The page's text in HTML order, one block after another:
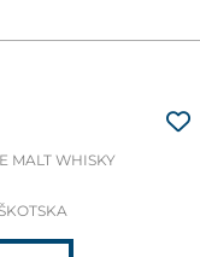
MALT WHISKY
ŠKOTSKA